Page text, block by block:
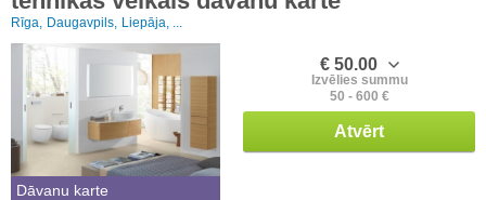
Rīga, Daugavpils, Liepāja, ...
Dāvanu karte
€ 50.00
Izvēlies summu
50 - 600 €
Atvērt